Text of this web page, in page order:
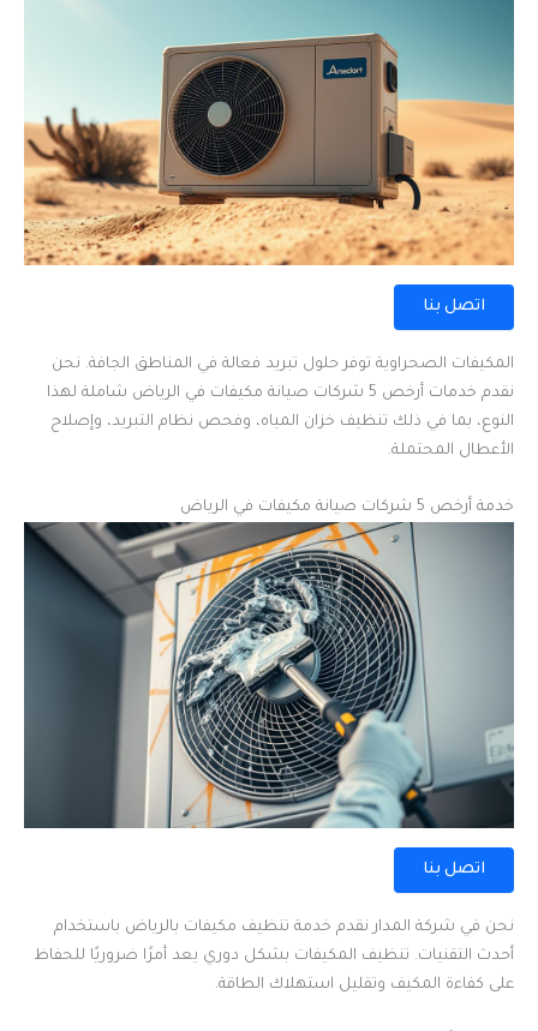
اتصل بنا
المكيفات الصحراوية توفر حلول تبريد فعالة في المناطق الجافة. نحن
نقدم خدمات أرخص 5 شركات صيانة مكيفات في الرياض شاملة لهذا
النوع، بما في ذلك تنظيف خزان المياه، وفحص نظام التبريد، وإصلاح
الأعطال المحتملة.
خدمة أرخص 5 شركات صيانة مكيفات في الرياض
اتصل بنا
نحن في شركة المدار نقدم خدمة تنظيف مكيفات بالرياض باستخدام
أحدث التقنيات. تنظيف المكيفات بشكل دوري يعد أمرًا ضروريًا للحفاظ
على كفاءة المكيف وتقليل استهلاك الطاقة.